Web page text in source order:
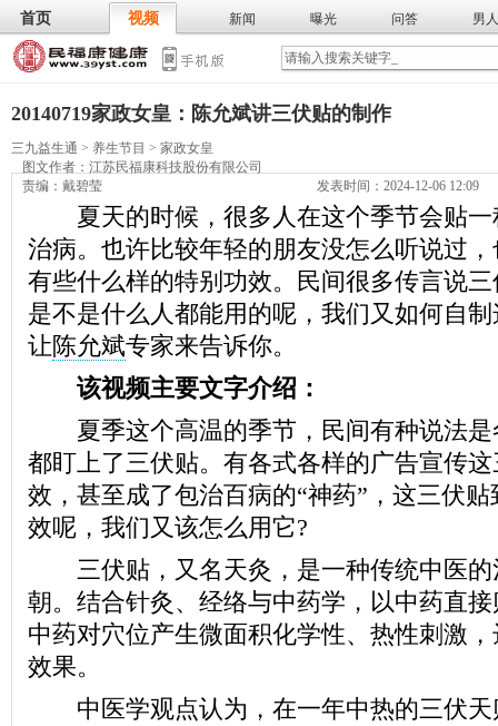
首页 视频 新闻 曝光 问答 男人
武术 气功 膳食 食谱 营养
20140719家政女皇：陈允斌讲三伏贴的制作
三九益生通 > 养生节目 > 家政女皇
图文作者： 江苏民福康科技股份有限公司
责编：戴碧莹
发表时间：2024-12-06 12:09
夏天的时候，很多人在这个季节会贴一
治病。也许比较年轻的朋友没怎么听说过
有些什么样的特别功效。民间很多传言说
是不是什么人都能用的呢，我们又如何自
让陈允斌专家来告诉你。
该视频主要文字介绍：
夏季这个高温的季节，民间有种说法是
都盯上了三伏贴。有各式各样的广告宣传
效，甚至成了包治百病的“神药”，这三伏
效呢，我们又该怎么用它?
三伏贴，又名天灸，是一种传统中医的
朝。结合针灸、经络与中药学，以中药直
中药对穴位产生微面积化学性、热性刺激
效果。
中医学观点认为，在一年中热的三伏天